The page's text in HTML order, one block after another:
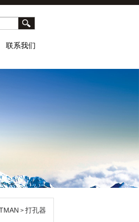
联系我们
> 打孔器